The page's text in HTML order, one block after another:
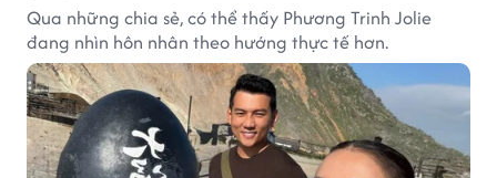
Qua những chia sẻ, có thể thấy Phương Trinh Jolie
đang nhìn hôn nhân theo hướng thực tế hơn.